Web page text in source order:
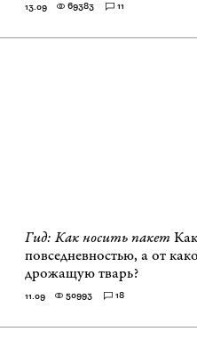
13.09 69383 11
Гид: Как носить пакет
повседневностью, а от
дрожащую тварь?
11.09 50993 18